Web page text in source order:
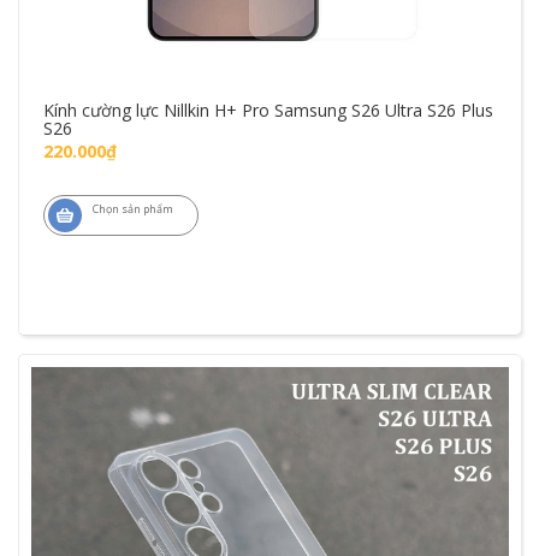
Kính cường lực Nillkin H+ Pro Samsung S26 Ultra S26 Plus
S26
220.000₫
Chọn sản phẩm